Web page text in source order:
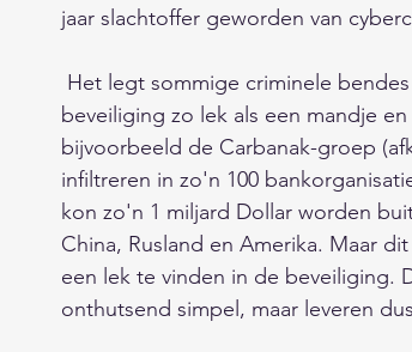
Liefde/Seksualiteit Geschiedenis
Aardrijkskunde Eten en drinken
Wetenschap/Techniek/Duurzaamheid/
jaar slachtoffer geworden van
beveiliging zo lek als een mandje
bijvoorbeeld de Carbanak-groep
infiltreren in zo'n 100
kon zo'n 1 miljard Dollar worden
China, Rusland en Amerika. Maar
een lek te vinden in de beveiliging.
onthutsend simpel, maar leveren